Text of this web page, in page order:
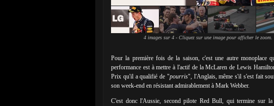
4 images sur 4 - Cliquez sur une image pour afficher le zoom.
Pour la première fois de la saison, c'est une autre monoplace
performance est à mettre à l'actif de la McLaren de Lewis
Prix qu'il a qualifié de "pourris", l'Anglais, même s'il s'est fait
son week-end en résistant admirablement à Mark Webber.
C'est donc l'Aussie, second pilote Red Bull, qui termine sur